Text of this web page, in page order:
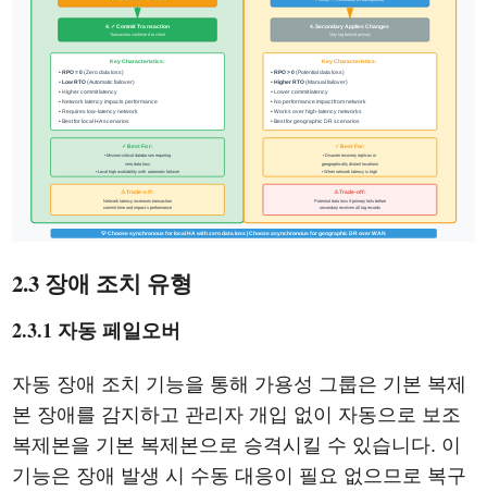
2.3 장애 조치 유형
2.3.1 자동 페일오버
자동 장애 조치 기능을 통해 가용성 그룹은 기본 복제
본 장애를 감지하고 관리자 개입 없이 자동으로 보조
복제본을 기본 복제본으로 승격시킬 수 있습니다. 이
기능은 장애 발생 시 수동 대응이 필요 없으므로 복구